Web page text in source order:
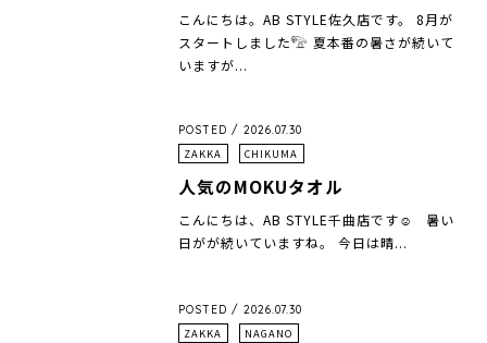
こんにちは。AB STYLE佐久店です。 8月が
スタートしました𓅟 夏本番の暑さが続いて
いますが...
POSTED / 2026.07.30
ZAKKA CHIKUMA
人気のMOKUタオル
こんにちは、AB STYLE千曲店です☺︎ 暑い
日がが続いていますね。 今日は晴...
POSTED / 2026.07.30
ZAKKA NAGANO